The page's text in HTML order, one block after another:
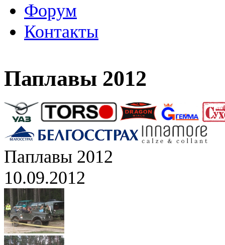
Форум
Контакты
Паплавы 2012
Паплавы 2012
10.09.2012